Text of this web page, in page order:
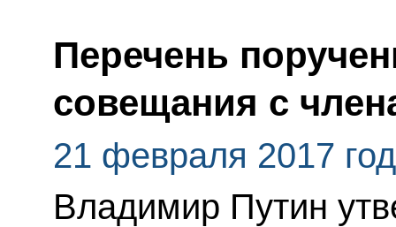
Перечень
совещания с
21 февраля 2017
Владимир Путин